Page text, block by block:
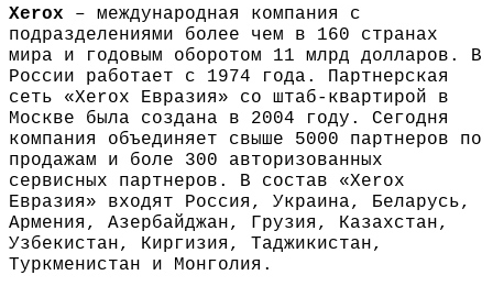
Xerox – международная компания с
подразделениями более чем в 160 странах
мира и годовым оборотом 11 млрд долларов. В
России работает с 1974 года. Партнерская
сеть «Xerox Евразия» со штаб-квартирой в
Москве была создана в 2004 году. Сегодня
компания объединяет свыше 5000 партнеров по
продажам и боле 300 авторизованных
сервисных партнеров. В состав «Xerox
Евразия» входят Россия, Украина, Беларусь,
Армения, Азербайджан, Грузия, Казахстан,
Узбекистан, Киргизия, Таджикистан,
Туркменистан и Монголия.